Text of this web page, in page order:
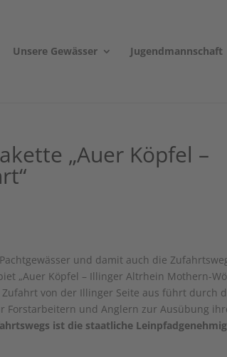
Unsere Gewässer Jugendmannschaft
„Auer Köpfel –
und damit auch die
„Auer Köpfel – Illinger Altrhein Mothern-
von der Illinger Seite aus führt durch
Forstarbeitern und Anglern zur Ausübung
ist die staatliche